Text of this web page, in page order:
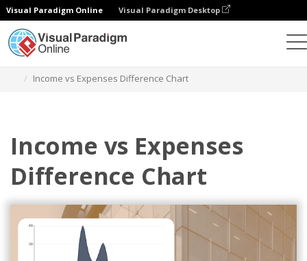
Visual Paradigm Online Visual Paradigm Desktop
Income vs Expenses Difference Chart
Income vs Expenses
Difference Chart